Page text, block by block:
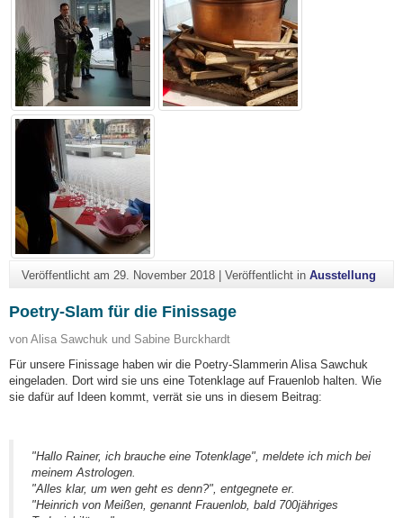
Veröffentlicht am 29. November 2018| Veröffentlicht in Ausstellung
Poetry-Slam für die Finissage
von Alisa Sawchuk und Sabine Burckhardt
Für unsere Finissage haben wir die Poetry-Slammerin Alisa Sawchuk
eingeladen. Dort wird sie uns eine Totenklage auf Frauenlob halten. Wie
sie dafür auf Ideen kommt, verrät sie uns in diesem Beitrag:
"Hallo Rainer, ich brauche eine Totenklage", meldete ich mich bei
meinem Astrologen.
"Alles klar, um wen geht es denn?", entgegnete er.
"Heinrich von Meißen, genannt Frauenlob, bald 700jähriges